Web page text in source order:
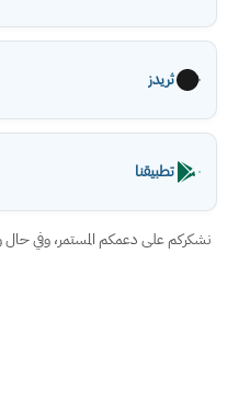
ثريدز
تطبيقنا
نشكركم على دعمكم المستمر، وفي حال